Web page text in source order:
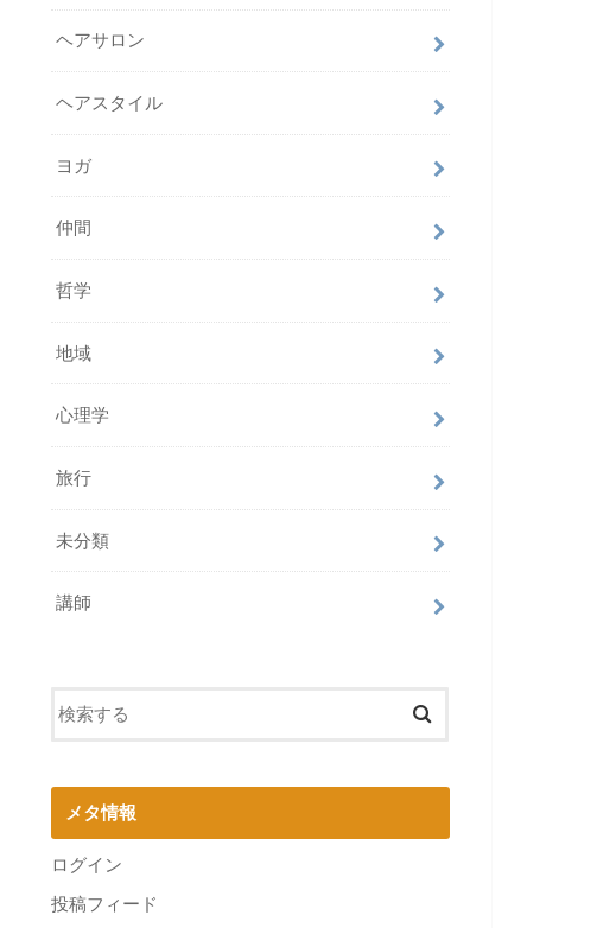
ヘアサロン
ヘアスタイル
ヨガ
仲間
哲学
地域
心理学
旅行
未分類
講師
メタ情報
ログイン
投稿フィード